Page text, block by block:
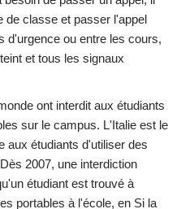
de classe et passer l'appel
d'urgence ou entre les cours,
et tous les signaux
ont interdit aux étudiants
sur le campus. L'Italie est le
aux étudiants d'utiliser des
2007, une interdiction
étudiant est trouvé à
portables à l'école, en Si la